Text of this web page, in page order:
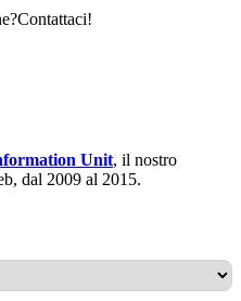
Unit, il nostro
dal 2009 al 2015.